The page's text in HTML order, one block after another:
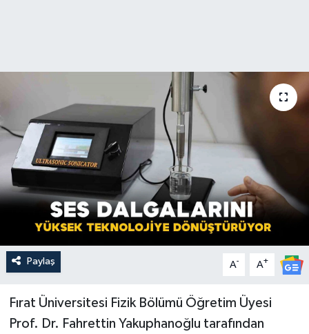
Paylaş A- A+
Fırat Üniversitesi Fizik Bölümü Öğretim Üyesi
Prof. Dr. Fahrettin Yakuphanoğlu tarafından